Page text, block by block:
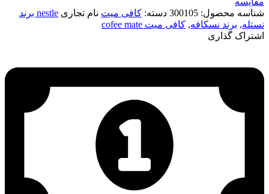
شناسه محصول: 300105 دسته: کافی میت نام تجاری
nestle برند
نستله, برند نسکافه, کافی میت cofee mate
اشتراک گذاری